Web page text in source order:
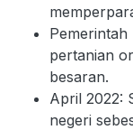
pertanian
besaran.
April 2022:
negeri